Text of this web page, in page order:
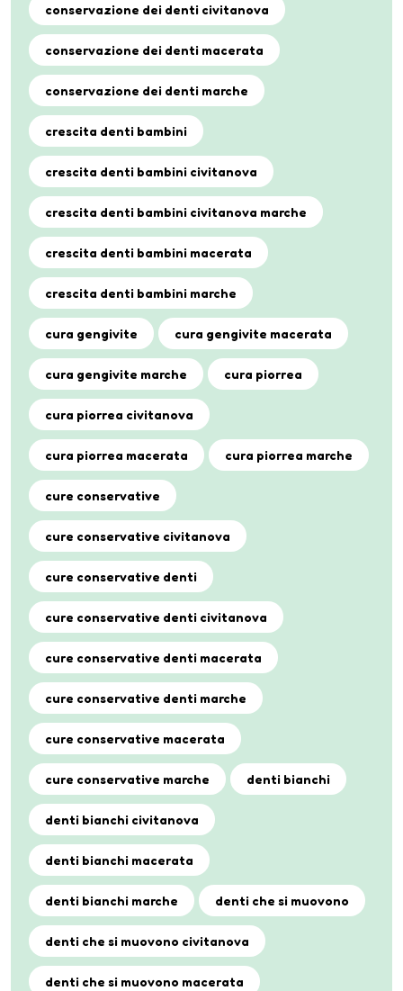
conservazione dei denti civitanova
conservazione dei denti macerata
conservazione dei denti marche
crescita denti bambini
crescita denti bambini civitanova
crescita denti bambini civitanova marche
crescita denti bambini macerata
crescita denti bambini marche
cura gengivite cura gengivite macerata
cura gengivite marche cura piorrea
cura piorrea civitanova
cura piorrea macerata cura piorrea marche
cure conservative
cure conservative civitanova
cure conservative denti
cure conservative denti civitanova
cure conservative denti macerata
cure conservative denti marche
cure conservative macerata
cure conservative marche denti bianchi
denti bianchi civitanova
denti bianchi macerata
denti bianchi marche denti che si muovono
denti che si muovono civitanova
denti che si muovono macerata